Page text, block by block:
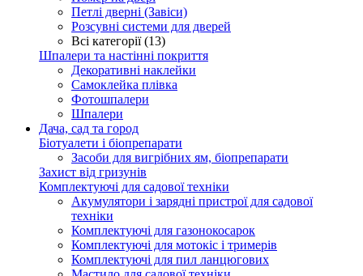
Петлі дверні (Завіси)
Розсувні системи для дверей
Всі категорії (13)
Шпалери та настінні покриття
Декоративні наклейки
Самоклейка плівка
Фотошпалери
Шпалери
Дача, сад та город
Біотуалети і біопрепарати
Засоби для вигрібних ям, біопрепарати
Захист від гризунів
Комплектуючі для садової техніки
Акумулятори і зарядні пристрої для садової
техніки
Комплектуючі для газонокосарок
Комплектуючі для мотокіс і тримерів
Комплектуючі для пил ланцюгових